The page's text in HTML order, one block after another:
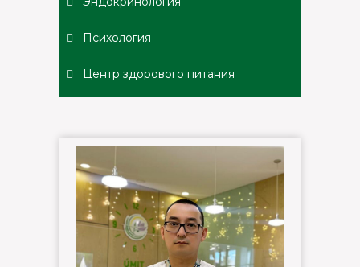
Психология
Центр здорового питания